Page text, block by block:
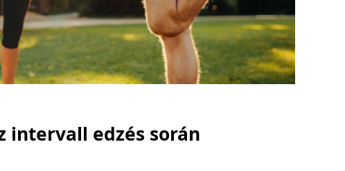
intervall edzés során